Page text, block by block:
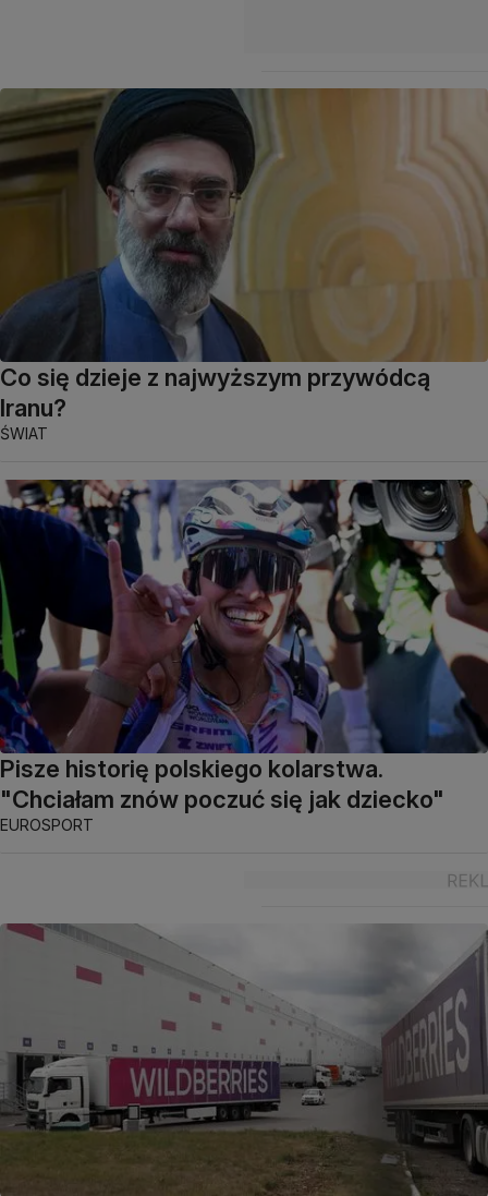
Co się dzieje z najwyższym przywódcą
Iranu?
ŚWIAT
Pisze historię polskiego kolarstwa.
"Chciałam znów poczuć się jak dziecko"
EUROSPORT